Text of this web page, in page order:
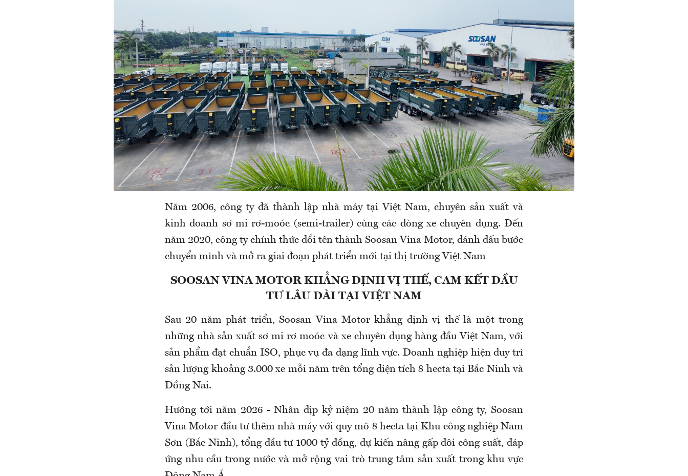
Năm 2006, công ty đã thành lập nhà máy tại Việt Nam, chuyên sản xuất và
kinh doanh sơ mi rơ-moóc (semi-trailer) cùng các dòng xe chuyên dụng. Đến
năm 2020, công ty chính thức đổi tên thành Soosan Vina Motor, đánh dấu bước
chuyển mình và mở ra giai đoạn phát triển mới tại thị trường Việt Nam
SOOSAN VINA MOTOR KHẲNG ĐỊNH VỊ THẾ, CAM KẾT ĐẦU
TƯ LÂU DÀI TẠI VIỆT NAM
Sau 20 năm phát triển, Soosan Vina Motor khẳng định vị thế là một trong
những nhà sản xuất sơ mi rơ moóc và xe chuyên dụng hàng đầu Việt Nam, với
sản phẩm đạt chuẩn ISO, phục vụ đa dạng lĩnh vực. Doanh nghiệp hiện duy trì
sản lượng khoảng 3.000 xe mỗi năm trên tổng diện tích 8 hecta tại Bắc Ninh và
Đồng Nai.
Hướng tới năm 2026 - Nhân dịp kỷ niệm 20 năm thành lập công ty, Soosan
Vina Motor đầu tư thêm nhà máy với quy mô 8 hecta tại Khu công nghiệp Nam
Sơn (Bắc Ninh), tổng đầu tư 1000 tỷ đồng, dự kiến nâng gấp đôi công suất, đáp
ứng nhu cầu trong nước và mở rộng vai trò trung tâm sản xuất trong khu vực